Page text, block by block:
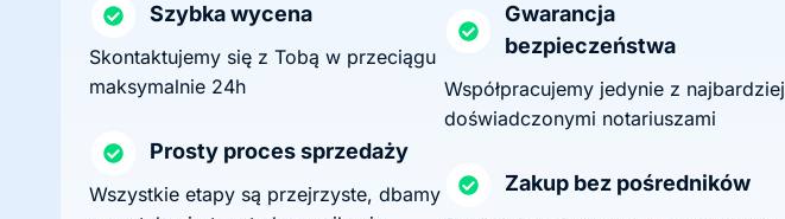
Szybka wycena
Skontaktujemy się z Tobą w przeciągu
maksymalnie 24h
Prosty proces sprzedaży
Wszystkie etapy są przejrzyste, dbamy
Gwarancja
bezpieczeństwa
Współpracujemy jedynie z najbardziej
doświadczonymi notariuszami
Zakup bez pośredników